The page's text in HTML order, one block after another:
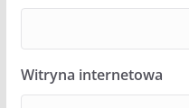
Witryna internetowa